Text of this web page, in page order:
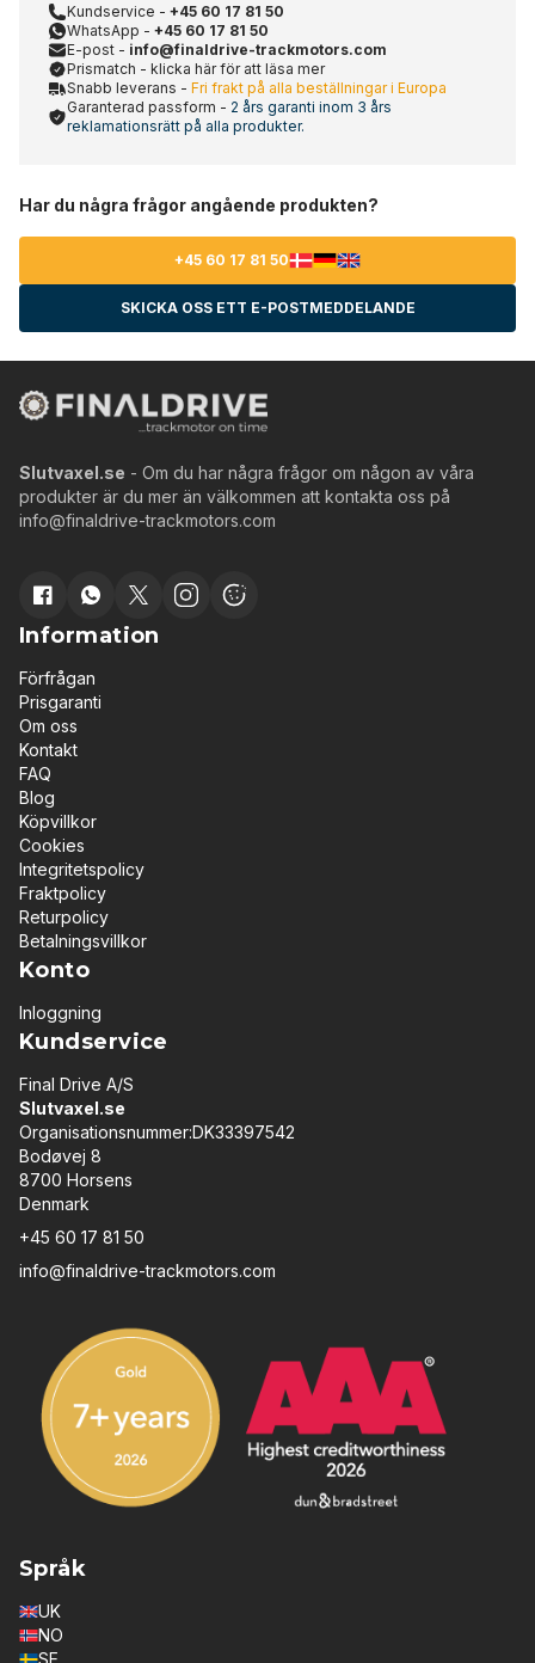
Kundservice - +45 60 17 81 50
WhatsApp - +45 60 17 81 50
E-post - info@finaldrive-trackmotors.com
Prismatch - klicka här för att läsa mer
Snabb leverans - Fri frakt på alla beställningar i Europa
Garanterad passform - 2 års garanti inom 3 års
reklamationsrätt på alla produkter.
Har du några frågor angående produkten?
+45 60 17 81 50
SKICKA OSS ETT E-POSTMEDDELANDE
Slutvaxel.se - Om du har några frågor om någon av våra
produkter är du mer än välkommen att kontakta oss på
info@finaldrive-trackmotors.com
Information
Förfrågan
Prisgaranti
Om oss
Kontakt
FAQ
Blog
Köpvillkor
Cookies
Integritetspolicy
Fraktpolicy
Returpolicy
Betalningsvillkor
Konto
Inloggning
Kundservice
Final Drive A/S
Slutvaxel.se
Organisationsnummer:DK33397542
Bodøvej 8
8700 Horsens
Denmark
+45 60 17 81 50
info@finaldrive-trackmotors.com
Språk
UK
NO
SE